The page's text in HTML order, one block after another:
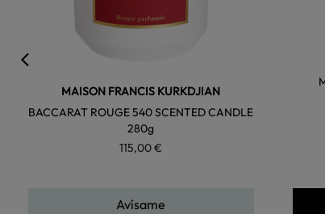
MAISON FRANCIS KURKDJIAN
BACCARAT ROUGE 540 SCENTED CANDLE
280g
115,00 €
Avísame